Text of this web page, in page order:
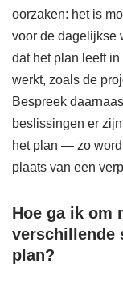
oorzaken: het is
voor de dagelijkse
dat het plan leeft in
werkt, zoals de
Bespreek
beslissingen er
het plan — zo
plaats van een
Hoe ga ik om
verschillende
plan?